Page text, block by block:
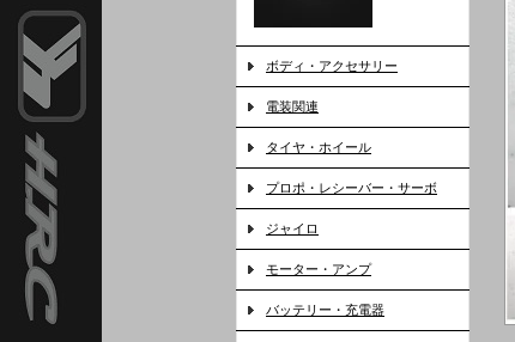
ボディ・アクセサリー
電装関連
タイヤ・ホイール
プロポ・レシーバー・サーボ
ジャイロ
モーター・アンプ
バッテリー・充電器